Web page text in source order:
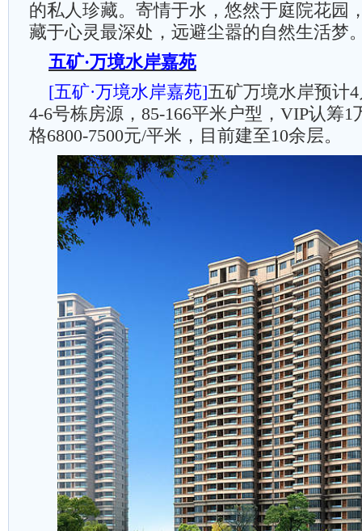
的私人珍藏。寄情于水，悠然于庭院花园
藏于心灵最深处，远避尘嚣的自然生活梦
五矿·万境水岸嘉苑
[五矿·万境水岸嘉苑]五矿万境水岸预计
4-6号栋房源，85-166平米户型，VIP认筹1
格6800-7500元/平米，目前建至10余层。